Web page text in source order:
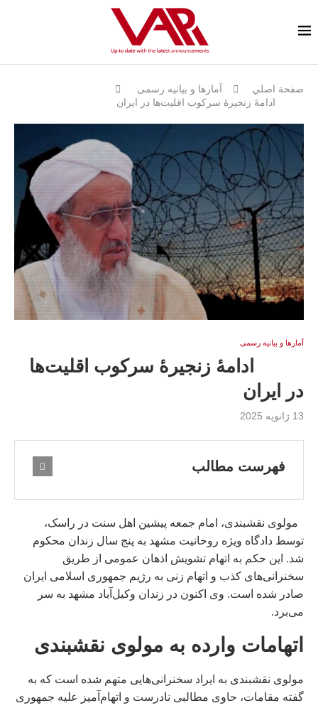
صفحة اصلي
آمارها و بيانيه رسمى
ادامهٔ زنجیرهٔ سرکوب اقلیت‌ها در ایران
آمارها و بيانيه رسمى
ادامهٔ زنجیرهٔ سرکوب اقلیت‌ها
در ایران
13 ژانویه 2025
فهرست مطالب
مولوی نقشبندی، امام جمعه پیشین اهل سنت در راسک،
توسط دادگاه ویژه روحانیت مشهد به پنج سال زندان محکوم
شد. این حکم به اتهام تشویش اذهان عمومی از طریق
سخنرانی‌های کذب و اتهام‌ زنی به رژیم جمهوری اسلامی ایران
صادر شده است. وی اکنون در زندان وکیل‌آباد مشهد به سر
می‌برد.
اتهامات وارده به مولوی نقشبندی
مولوی نقشبندی به ایراد سخنرانی‌هایی متهم شده است که به
گفته مقامات، حاوی مطالبی نادرست و اتهام‌آمیز علیه جمهوری